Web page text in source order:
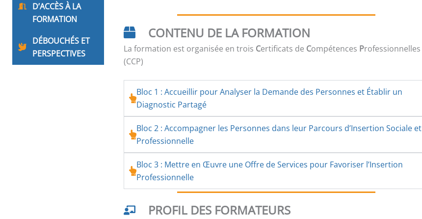
D’ACCÈS À LA
FORMATION
DÉBOUCHÉS ET
PERSPECTIVES
CONTENU DE LA FORMATION
La formation est organisée en trois Certificats de Compétences Professionnelles
(CCP)
Bloc 1 : Accueillir pour Analyser la Demande des Personnes et Établir un
Diagnostic Partagé
Bloc 2 : Accompagner les Personnes dans leur Parcours d’Insertion Sociale et
Professionnelle
Bloc 3 : Mettre en Œuvre une Offre de Services pour Favoriser l’Insertion
Professionnelle
PROFIL DES FORMATEURS